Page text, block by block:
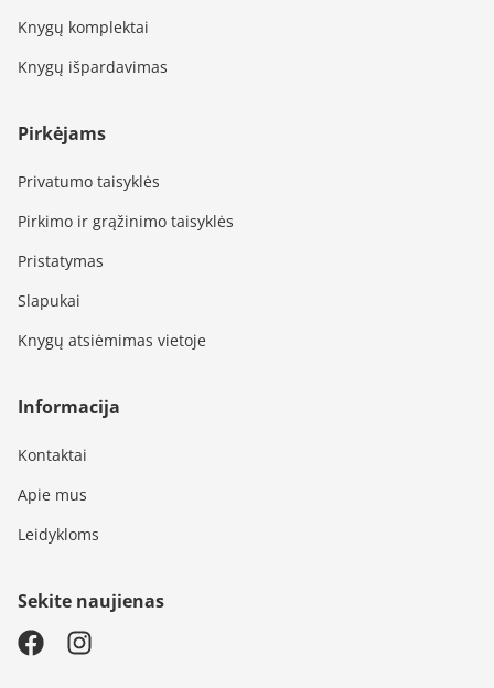
Knygų komplektai
Knygų išpardavimas
Pirkėjams
Privatumo taisyklės
Pirkimo ir grąžinimo taisyklės
Pristatymas
Slapukai
Knygų atsiėmimas vietoje
Informacija
Kontaktai
Apie mus
Leidykloms
Sekite naujienas